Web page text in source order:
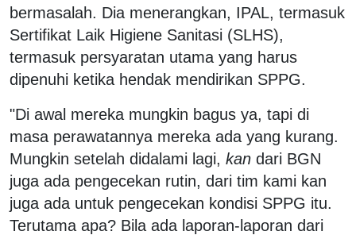
bermasalah. Dia menerangkan, IPAL, termasuk
Sertifikat Laik Higiene Sanitasi (SLHS),
termasuk persyaratan utama yang harus
dipenuhi ketika hendak mendirikan SPPG.
"Di awal mereka mungkin bagus ya, tapi di
masa perawatannya mereka ada yang kurang.
Mungkin setelah didalami lagi, kan dari BGN
juga ada pengecekan rutin, dari tim kami kan
juga ada untuk pengecekan kondisi SPPG itu.
Terutama apa? Bila ada laporan-laporan dari